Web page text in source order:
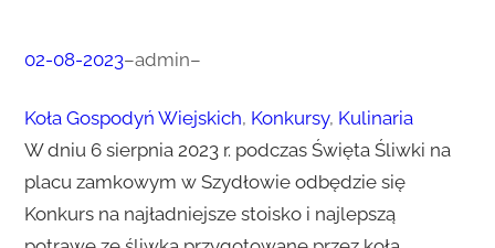
02-08-2023–admin–
Koła Gospodyń Wiejskich, Konkursy, Kulinaria
W dniu 6 sierpnia 2023 r. podczas Święta Śliwki na
placu zamkowym w Szydłowie odbędzie się
Konkurs na najładniejsze stoisko i najlepszą